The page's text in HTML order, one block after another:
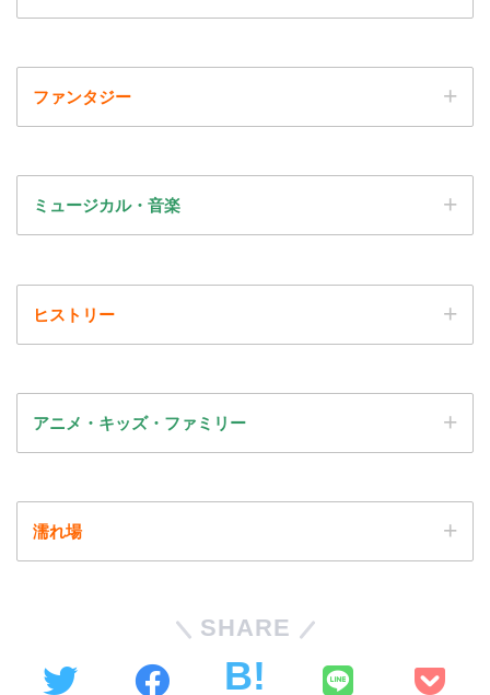
ファンタジー
ミュージカル・音楽
ヒストリー
アニメ・キッズ・ファミリー
濡れ場
SHARE